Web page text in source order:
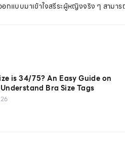
แบบมาเข้าใจสรีระผู้หญิงจริง ๆ สาม
is 34/75? An Easy Guide on
Bra Size Tags